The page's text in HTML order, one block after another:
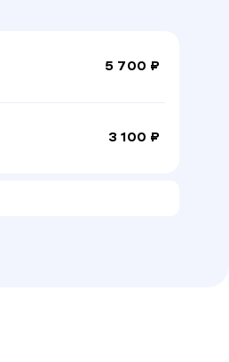
5 700 ₽
3 100 ₽